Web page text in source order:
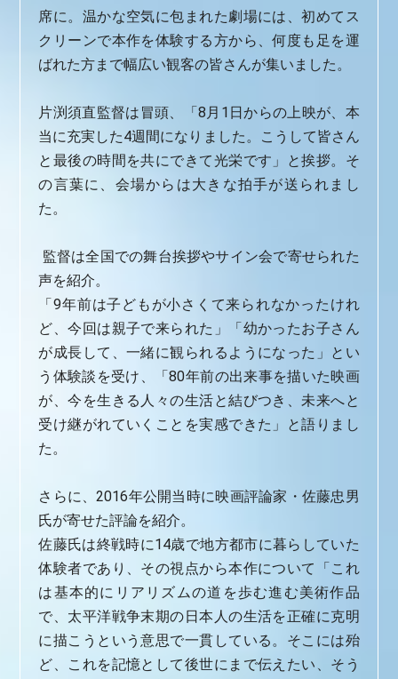
席に。温かな空気に包まれた劇場には、初めてス
クリーンで本作を体験する方から、何度も足を運
ばれた方まで幅広い観客の皆さんが集いました。
片渕須直監督は冒頭、「8月1日からの上映が、本
当に充実した4週間になりました。こうして皆さん
と最後の時間を共にできて光栄です」と挨拶。そ
の言葉に、会場からは大きな拍手が送られまし
た。
監督は全国での舞台挨拶やサイン会で寄せられた
声を紹介。
「9年前は子どもが小さくて来られなかったけれ
ど、今回は親子で来られた」「幼かったお子さん
が成長して、一緒に観られるようになった」とい
う体験談を受け、「80年前の出来事を描いた映画
が、今を生きる人々の生活と結びつき、未来へと
受け継がれていくことを実感できた」と語りまし
た。
さらに、2016年公開当時に映画評論家・佐藤忠男
氏が寄せた評論を紹介。
佐藤氏は終戦時に14歳で地方都市に暮らしていた
体験者であり、その視点から本作について「これ
は基本的にリアリズムの道を歩む進む美術作品
で、太平洋戦争末期の日本人の生活を正確に克明
に描こうという意思で一貫している。そこには殆
ど、これを記憶として後世にまで伝えたい、そう